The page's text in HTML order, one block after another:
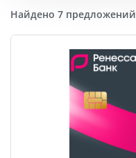
Найдено 7 предложений